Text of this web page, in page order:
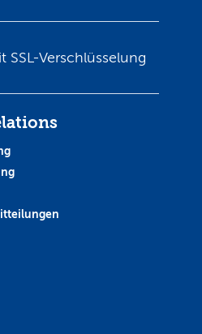
SSL-Verschlüsselung